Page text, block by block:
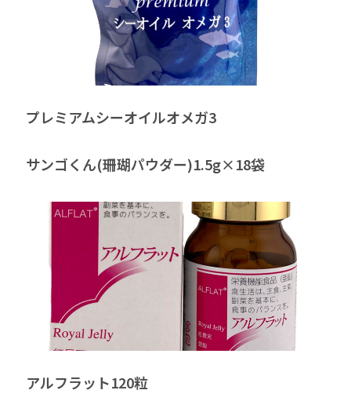
プレミアムシーオイルオメガ3
サンゴくん(珊瑚パウダー)1.5g×18袋
アルフラット120粒